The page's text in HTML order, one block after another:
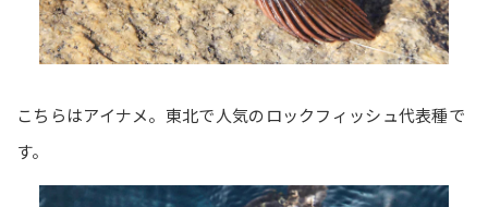
こちらはアイナメ。東北で人気のロックフィッシュ代表種で
す。